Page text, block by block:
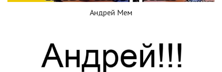
Андрей Мем